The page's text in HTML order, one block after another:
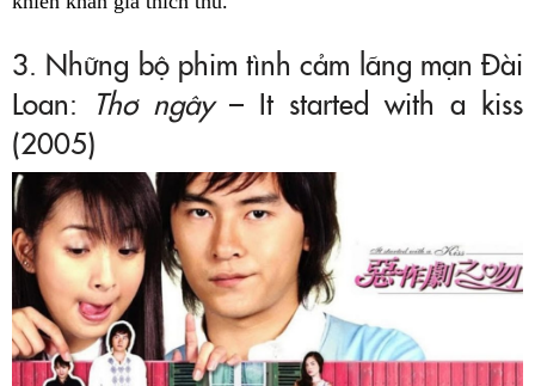
3. Những bộ phim tình cảm lãng mạn Đài
Loan: Thơ ngây– It started with a kiss
(2005)